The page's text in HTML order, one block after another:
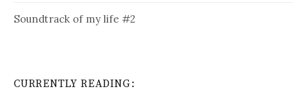
Soundtrack of my life #2
CURRENTLY READING: